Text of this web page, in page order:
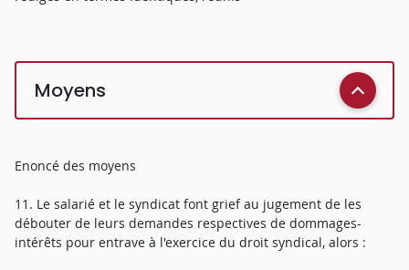
Moyens
Enoncé des moyens
11. Le salarié et le syndicat font grief au jugement de les
débouter de leurs demandes respectives de dommages-
intérêts pour entrave à l'exercice du droit syndical, alors :